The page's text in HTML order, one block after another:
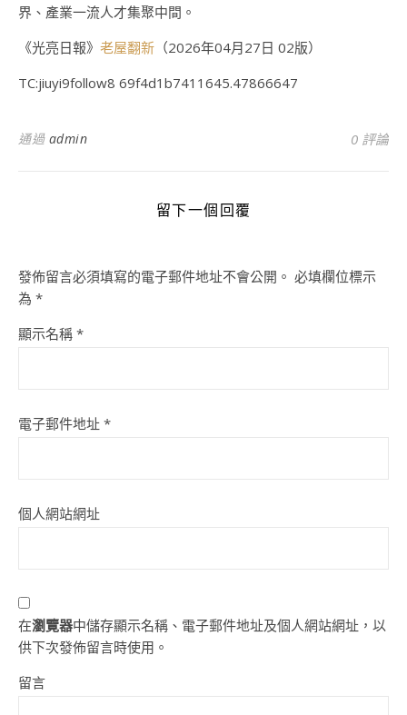
界、產業一流人才集聚中間。
《光亮日報》 老屋翻新 （2026年04月27日 02版）
TC:jiuyi9follow8 69f4d1b7411645.47866647
通過 admin 0 評論
留下一個回覆
發佈留言必須填寫的電子郵件地址不會公開。 必填欄位標示
為 *
顯示名稱 *
電子郵件地址 *
個人網站網址
在瀏覽器中儲存顯示名稱、電子郵件地址及個人網站網址，以
供下次發佈留言時使用。
留言